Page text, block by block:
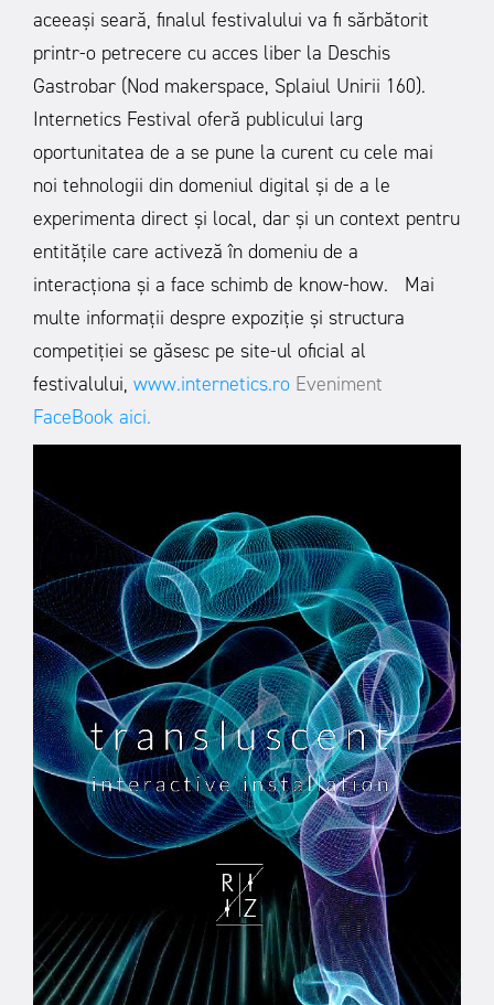
aceeași seară, finalul festivalului va fi sărbătorit
printr-o petrecere cu acces liber la Deschis
Gastrobar (Nod makerspace, Splaiul Unirii 160).
Internetics Festival oferă publicului larg
oportunitatea de a se pune la curent cu cele mai
noi tehnologii din domeniul digital și de a le
experimenta direct și local, dar și un context pentru
entitățile care activeză în domeniu de a
interacționa și a face schimb de know-how.
Mai
multe informaţii despre expoziție și structura
competiţiei se găsesc pe site-ul oficial al
festivalului, www.internetics.ro Eveniment
FaceBook aici.